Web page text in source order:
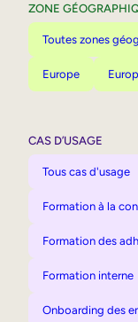
ZONE
Toutes zones
Europe
CAS D’USAGE
Tous cas d'usage
Formation à la
Formation des
Formation interne
Onboarding des